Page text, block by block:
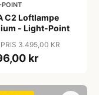
POINT
C2 Loftlampe
- Light-Point
3.495,00 KR
kr